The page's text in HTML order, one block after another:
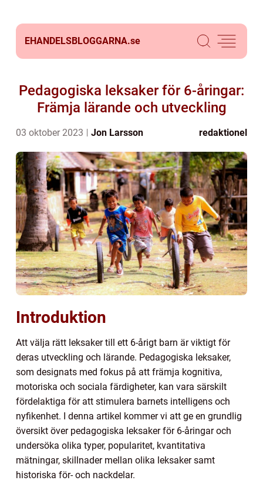
EHANDELSBLOGGARNA.se
Pedagogiska leksaker för 6-åringar:
Främja lärande och utveckling
03 oktober 2023 Jon Larsson redaktionel
Introduktion
Att välja rätt leksaker till ett 6-årigt barn är viktigt för
deras utveckling och lärande. Pedagogiska leksaker,
som designats med fokus på att främja kognitiva,
motoriska och sociala färdigheter, kan vara särskilt
fördelaktiga för att stimulera barnets intelligens och
nyfikenhet. I denna artikel kommer vi att ge en grundlig
översikt över pedagogiska leksaker för 6-åringar och
undersöka olika typer, popularitet, kvantitativa
mätningar, skillnader mellan olika leksaker samt
historiska för- och nackdelar.